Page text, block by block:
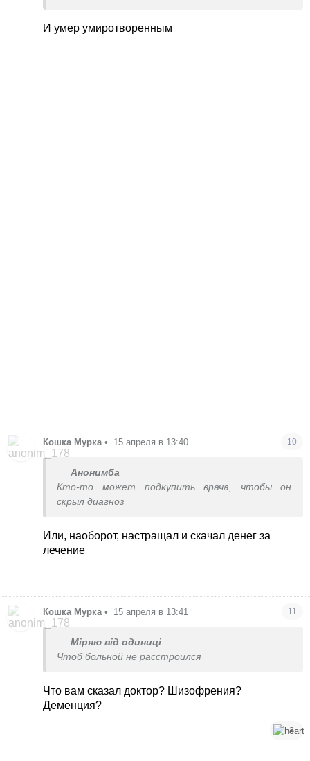
И умер умиротворенным
Кошка Мурка • 15 апреля в 13:40 10
Анонимба
Кто-то может подкупить врача, чтобы он
скрыл диагноз
Или, наоборот, настращал и скачал денег за
лечение
Кошка Мурка • 15 апреля в 13:41 11
Міряю від одиниці
Чтоб больной не расстроился
Что вам сказал доктор? Шизофрения?
Деменция?
3